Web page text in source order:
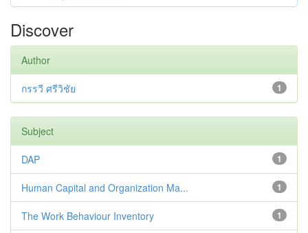
Discover
Author
1
กรรวี ศรีวิชัย
Subject
1
DAP
1
Human Capital and Organization Ma...
1
The Work Behaviour Inventory